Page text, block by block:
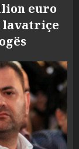
euro
lavatriçe